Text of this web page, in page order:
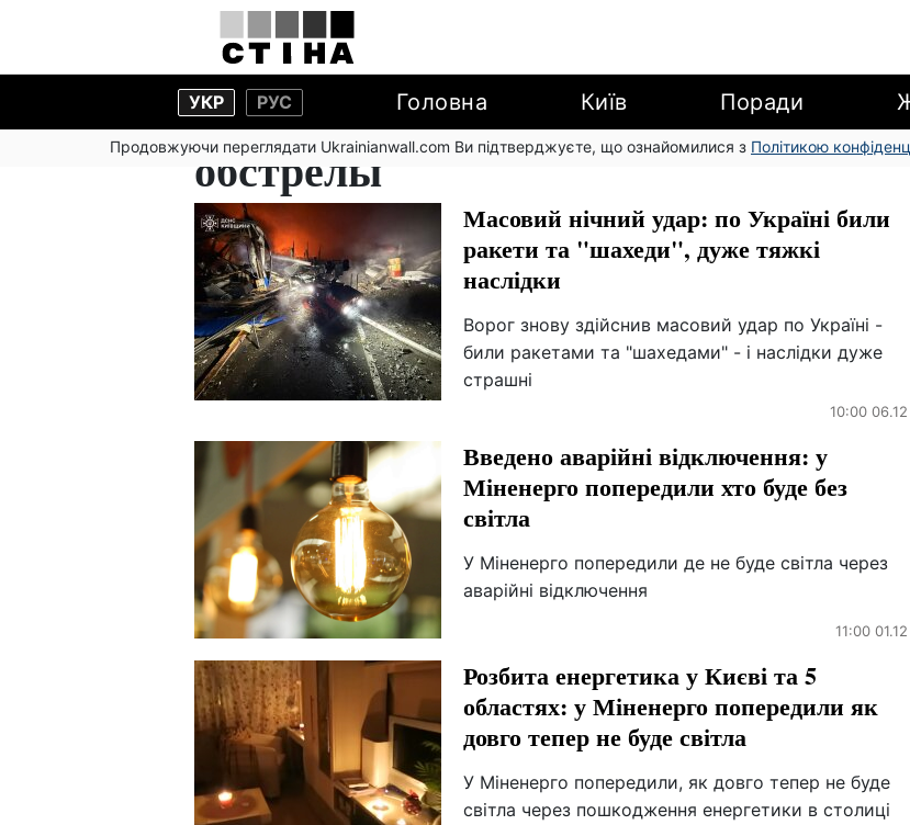
УКР РУС Головна Київ Поради
Продовжуючи переглядати Ukrainianwall.com Ви підтверджуєте, що ознайомилися з Політикою
обстрелы
Масовий нічний удар: по Україні били
ракети та "шахеди", дуже тяжкі
наслідки
Ворог знову здійснив масовий удар по Україні -
били ракетами та "шахедами" - і наслідки дуже
страшні
10:00 06.12
Введено аварійні відключення: у
Міненерго попередили хто буде без
світла
У Міненерго попередили де не буде світла через
аварійні відключення
11:00 01.12
Розбита енергетика у Києві та 5
областях: у Міненерго попередили як
довго тепер не буде світла
У Міненерго попередили, як довго тепер не буде
світла через пошкодження енергетики в столиці